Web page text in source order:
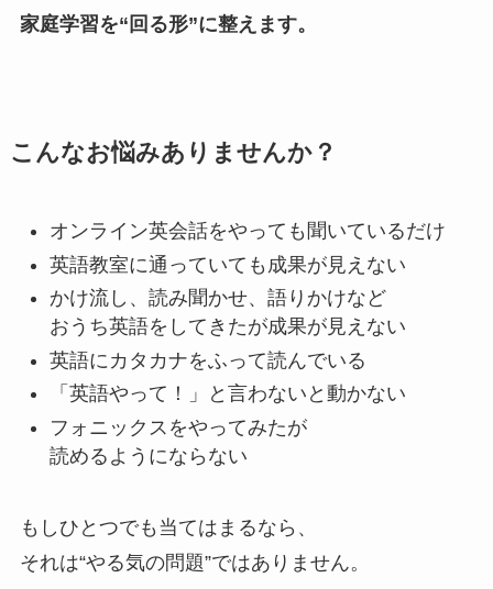
家庭学習を“回る形”に整えます。
こんなお悩みありませんか？
オンライン英会話をやっても聞いているだけ
英語教室に通っていても成果が見えない
かけ流し、読み聞かせ、語りかけなど
おうち英語をしてきたが成果が見えない
英語にカタカナをふって読んでいる
「英語やって！」と言わないと動かない
フォニックスをやってみたが
読めるようにならない
もしひとつでも当てはまるなら、
それは“やる気の問題”ではありません。